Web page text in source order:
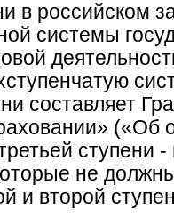
в российском
системы
составляет
(«Об
ступени
не
и второй